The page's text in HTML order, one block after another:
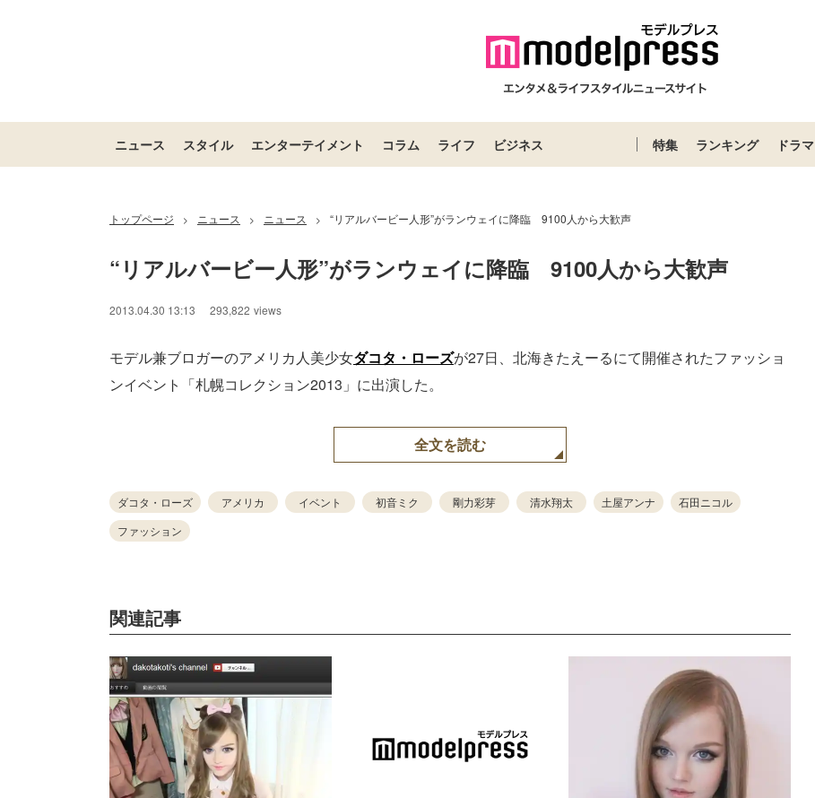
ニュース スタイル エンターテイメント コラム ライフ ビジネス 特集 ランキング ドラマ
トップページ > ニュース > ニュース > “リアルバービー人形”がランウェイに降臨 9100人から大歓声
“リアルバービー人形”がランウェイに降臨　9100人から大歓声
2013.04.30 13:13 293,822 views
モデル兼ブロガーのアメリカ人美少女ダコタ・ローズが27日、北海きたえーるにて開催されたファッショ
ンイベント「札幌コレクション2013」に出演した。
全文を読む
ダコタ・ローズ アメリカ イベント 初音ミク 剛力彩芽 清水翔太 土屋アンナ
石田ニコル
ファッション
関連記事